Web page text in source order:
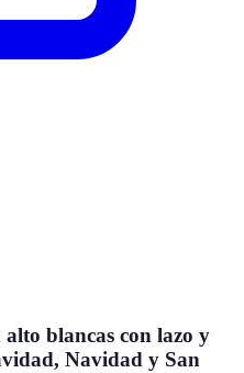
blancas con lazo y
Navidad y San